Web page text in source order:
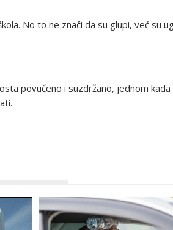
No to ne znači da su glupi, već su
povučeno i suzdržano, jednom